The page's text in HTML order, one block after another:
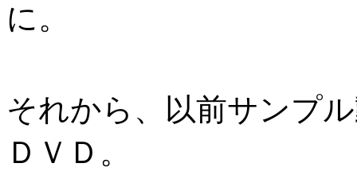
に。
それから、以前サンプ
ＤＶＤ。